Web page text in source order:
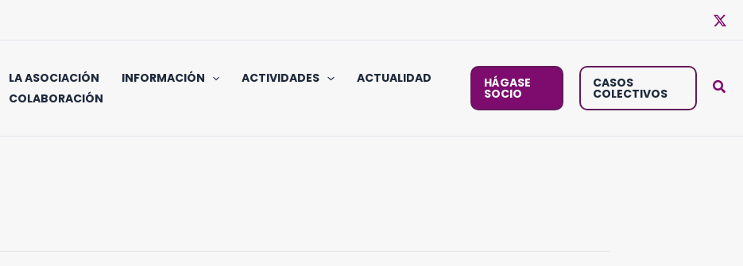
LA ASOCIACIÓN INFORMACIÓN ACTIVIDADES
ACTUALIDAD
COLABORACIÓN
HÁGASE
SOCIO
CASOS
COLECTIVOS